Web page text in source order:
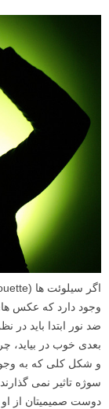
وجود دارد که عکس
ضد نور ابتدا باید
بعدی خوب در بیاید،
و شکل کلی که به
سوژه تاثیر نمی
دوست صمیمیتان از او